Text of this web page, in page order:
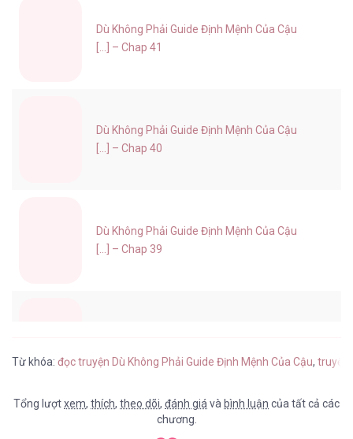
Dù Không Phải Guide Định Mệnh Của Cậu
[...] – Chap 41
Dù Không Phải Guide Định Mệnh Của Cậu
[...] – Chap 40
Dù Không Phải Guide Định Mệnh Của Cậu
[...] – Chap 39
Từ khóa: đọc truyện Dù Không Phải Guide Định Mệnh Của Cậu, truyện
Tổng lượtxem, thích, theo dõi, đánh giávà bình luận của tất cả các
chương.